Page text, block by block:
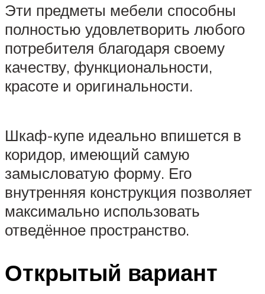
Эти предметы мебели способны
полностью удовлетворить любого
потребителя благодаря своему
качеству, функциональности,
красоте и оригинальности.
Шкаф-купе идеально впишется в
коридор, имеющий самую
замысловатую форму. Его
внутренняя конструкция позволяет
максимально использовать
отведённое пространство.
Открытый вариант